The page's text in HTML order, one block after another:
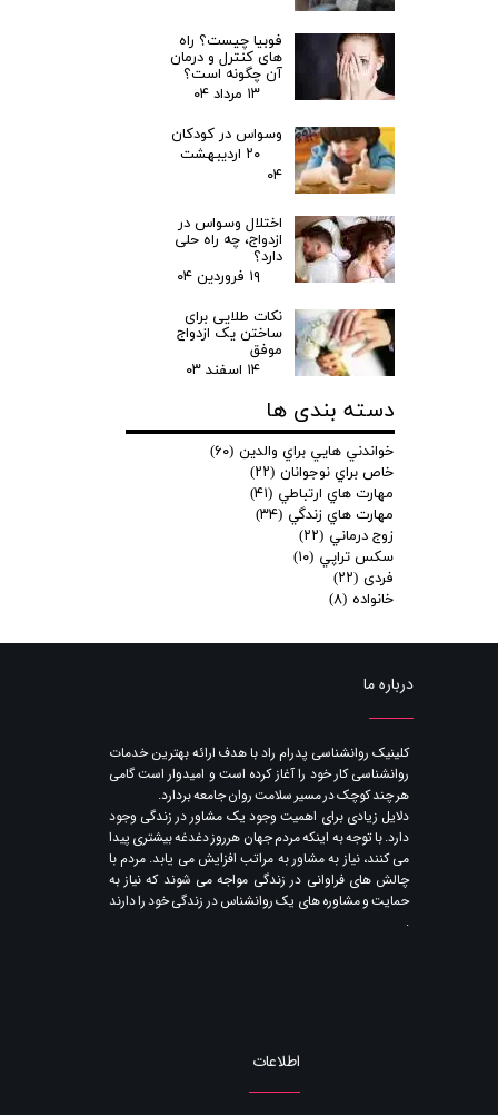
فوبیا چیست؟ راه
های کنترل و درمان
آن چگونه است؟
۱۳ مرداد ۰۴
وسواس در کودکان
۲۰ اردیبهشت
۰۴
اختلال وسواس در
ازدواج، چه راه حلی
دارد؟
۱۹ فروردین ۰۴
نکات طلایی برای
ساختن یک ازدواج
موفق
۱۴ اسفند ۰۳
دسته بندی ها
خواندني هايي براي والدين (۶۰)
خاص براي نوجوانان (۲۲)
مهارت هاي ارتباطي (۴۱)
مهارت هاي زندگي (۳۴)
زوج درماني (۲۲)
سكس تراپي (۱۰)
فردی (۲۲)
خانواده (۸)
درباره ما
​کلینیک روانشناسی پدرام راد با هدف ارائه بهترین خدمات
روانشناسی کار خود را آغاز کرده است و امیدوار است گامی
هر چند کوچک در مسیر سلامت روان جامعه بردارد.
دلایل زیادی برای اهمیت وجود یک مشاور در زندگی وجود
دارد. با توجه به اینکه مردم جهان هرروز دغدغه بیشتری پیدا
می کنند​​​​​​​، نیاز به مشاور به مراتب افزایش می یابد. مردم با
چالش های فراوانی در زندگی مواجه می شوند که نیاز به
حمایت و مشاوره های یک روانشناس در زندگی خود را دارند​​​​​​​
.
اطلاعات